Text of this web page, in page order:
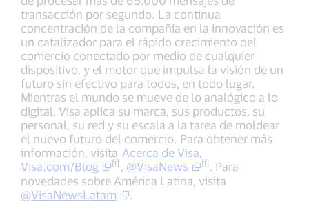
transacción por segundo. La continua
concentración de la compañía en la innovación es
un catalizador para el rápido crecimiento del
comercio conectado por medio de cualquier
dispositivo, y el motor que impulsa la visión de un
futuro sin efectivo para todos, en todo lugar.
Mientras el mundo se mueve de lo analógico a lo
digital, Visa aplica su marca, sus productos, su
personal, su red y su escala a la tarea de moldear
el nuevo futuro del comercio. Para obtener más
información, visita Acerca de Visa
Visa.com/Blog
[i] @VisaNews [i]
. Para
novedades sobre América Latina, visita
@VisaNewsLatam